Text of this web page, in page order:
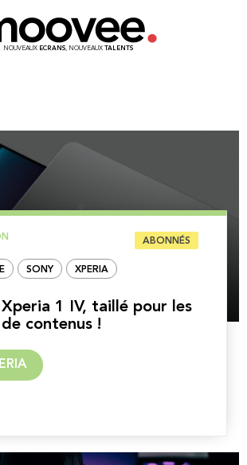
NOUVEAUX ECRANS, NOUVEAUX TALENTS
ABONNÉS
SONY XPERIA
Xperia 1 IV, taillé pour les
contenus !